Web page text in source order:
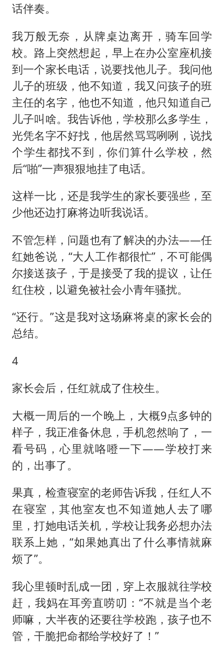
话伴奏。
我万般无奈，从牌桌边离开，骑车回学
校。路上突然想起，早上在办公室座机接
到一个家长电话，说要找他儿子。我问他
儿子的班级，他不知道，我又问孩子的班
主任的名字，他也不知道，他只知道自己
儿子叫啥。我告诉他，学校那么多学生，
光凭名字不好找，他居然骂骂咧咧，说找
个学生都找不到，你们算什么学校，然
后“啪”一声狠狠地挂了电话。
这样一比，还是我学生的家长要强些，至
少他还边打麻将边听我说话。
不管怎样，问题也有了解决的办法——任
红她爸说，“大人工作都很忙”，不可能偶
尔接送孩子，于是接受了我的提议，让任
红住校，以避免被社会小青年骚扰。
“还行。”这是我对这场麻将桌的家长会的
总结。
4
家长会后，任红就成了住校生。
大概一周后的一个晚上，大概9点多钟的
样子，我正准备休息，手机忽然响了，一
看号码，心里就咯噔一下——学校打来
的，出事了。
果真，检查寝室的老师告诉我，任红人不
在寝室，其他室友也不知道她人去了哪
里，打她电话关机，学校让我务必想办法
联系上她，“如果她真出了什么事情就麻
烦了”。
我心里顿时乱成一团，穿上衣服就往学校
赶，我妈在耳旁直唠叨：“不就是当个老
师嘛，大半夜的还要往学校跑，孩子也不
管，干脆把命都给学校好了！”